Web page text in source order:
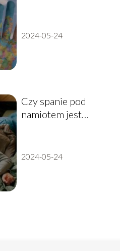
2024-05-24
Czy spanie pod
namiotem jest
zdrowie spanie na
2024-05-24